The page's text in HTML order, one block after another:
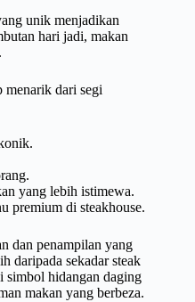
unik menjadikan
hari jadi, makan
menarik dari segi
yang lebih istimewa.
premium di steakhouse.
dan penampilan yang
daripada sekadar steak
simbol hidangan daging
makan yang berbeza.